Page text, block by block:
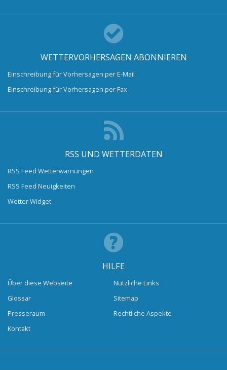
WETTERVORHERSAGEN ABONNIEREN
Einschreibung für Vorhersagen per E-Mail
Einschreibung für Vorhersagen per Fax
RSS UND WETTERDATEN
RSS Feed Wetterwarnungen
RSS Feed Neuigkeiten
Wetter Widget
HILFE
Über diese Webseite
Glossar
Presseraum
Kontakt
Nützliche Links
Sitemap
Rechtliche Aspekte